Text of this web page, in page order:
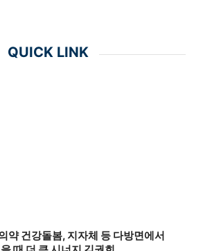
QUICK LINK
약 건강돌봄, 지자체 등 다방면에서